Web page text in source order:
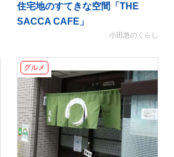
住宅地のすてきな空間「THE
SACCA CAFE」
小田急のくらし
グルメ